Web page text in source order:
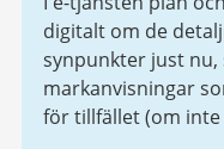
digitalt om de
synpunkter just
markanvisningar
för tillfället (om inte